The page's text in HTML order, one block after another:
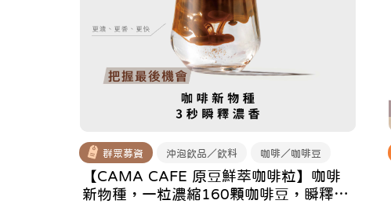
群眾募資 沖泡飲品／飲料 咖啡／咖啡豆
【CAMA CAFE 原豆鮮萃咖啡粒】咖啡
新物種，一粒濃縮160顆咖啡豆，瞬釋濃